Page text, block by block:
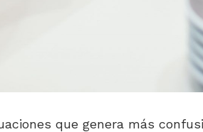
que genera más